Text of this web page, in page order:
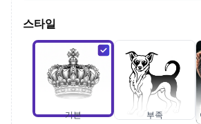
스타일
기본 부족